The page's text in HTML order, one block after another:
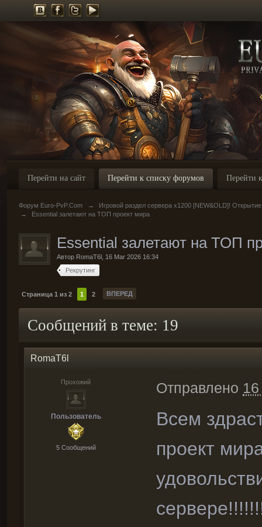
Перейти на сайт Перейти к списку форумов Перейти
Форум Euro-PvP.Com →
Игровой раздел сервера х1200 [NEW&OLD]!
→
Еssential залетают на ТОП проект мира
Еssential залетают на ТОП
Автор RomaT6l 16 Mar 2026 16:34
Рекрутинг
Страница 1 из 2 1 2 ВПЕРЕД
Сообщений в теме: 19
RomaT6l
Прохожий
Пользователь
5 Cообщений
Отправлено
Всем
проект